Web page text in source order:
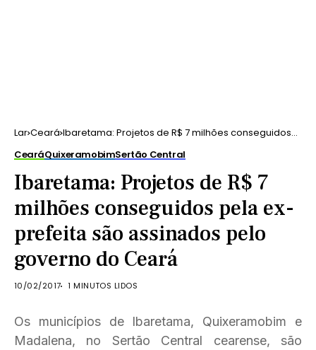
Lar Ceará Ibaretama: Projetos de R$ 7 milhões conseguidos
Ceará
CearáQuixeramobimSertão Central
Ibaretama: Projetos de R$ 7
milhões conseguidos pela ex-
prefeita são assinados pelo
governo do Ceará
10/02/2017 1 MINUTOS LIDOS
Os municípios de Ibaretama, Quixeramobim e
Madalena, no Sertão Central cearense, são